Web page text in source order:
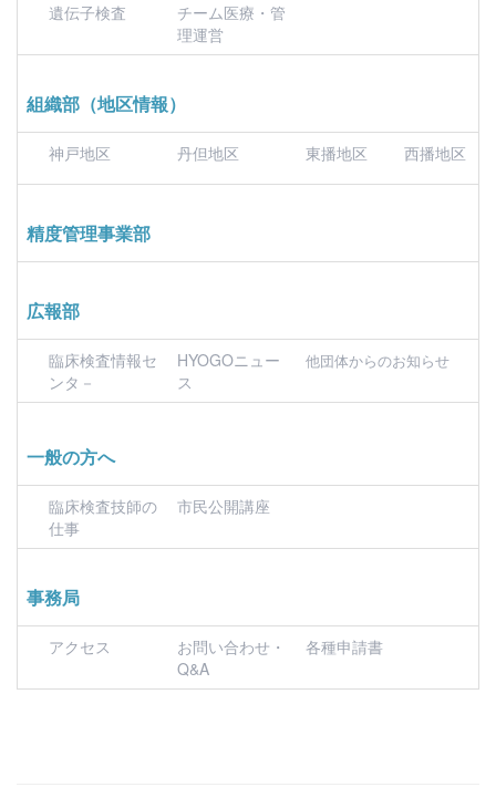
遺伝子検査
チーム医療・管
理運営
組織部（地区情報）
神戸地区 丹但地区 東播地区 西播地区
精度管理事業部
広報部
臨床検査情報セ
ンタ－
HYOGOニュー
ス
他団体からのお知らせ
一般の方へ
臨床検査技師の
仕事
市民公開講座
事務局
アクセス
お問い合わせ・
Q&A
各種申請書